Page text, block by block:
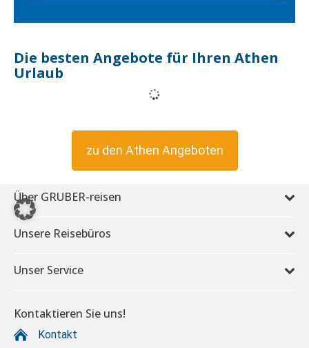
Die besten Angebote für Ihren Athen
Urlaub
zu den Athen Angeboten
Über GRUBER-reisen
Unsere Reisebüros
Unser Service
Kontaktieren Sie uns!
Kontakt